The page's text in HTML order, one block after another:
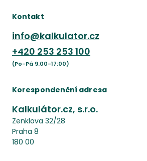
Kontakt
info@kalkulator.cz
+420 253 253 100
(Po-Pá 9:00-17:00)
Korespondenční adresa
Kalkulátor.cz, s.r.o.
Zenklova 32/28
Praha 8
180 00